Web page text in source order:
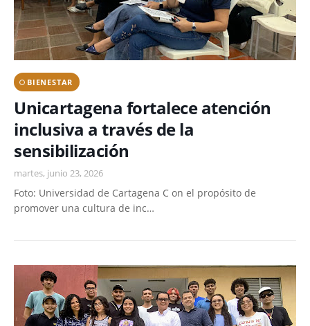
BIENESTAR
Unicartagena fortalece atención
inclusiva a través de la
sensibilización
martes, junio 23, 2026
Foto: Universidad de Cartagena C on el propósito de
promover una cultura de inc…